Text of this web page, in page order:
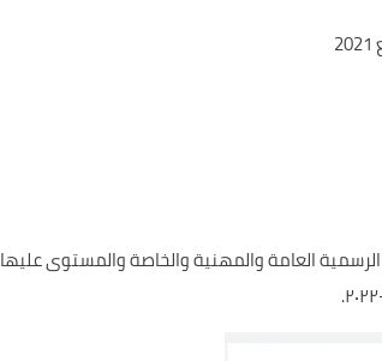
الرسمية العامة والمهنية والخاصة والمستوى عليها